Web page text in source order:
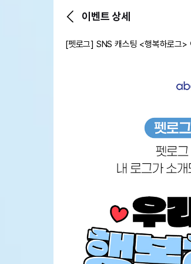
이벤트 상세
[펫로그] SNS 캐스팅 <행복하로그>